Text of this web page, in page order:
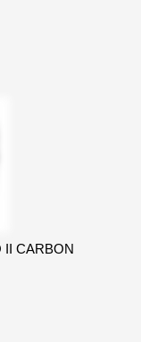
II CARBON